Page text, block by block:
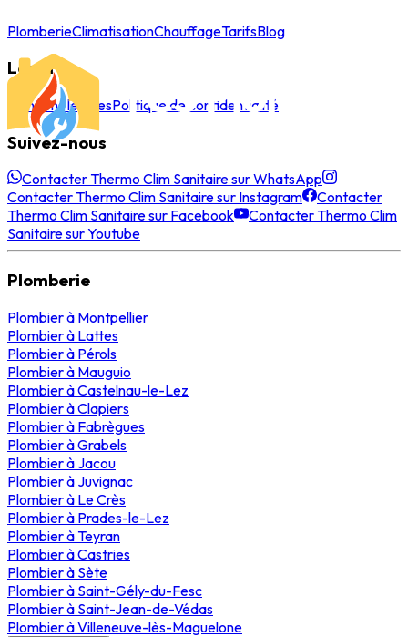
PlomberieClimatisationChauffageTarifsBlog
Légal
Mentions légalesPolitique de confidentialité
Suivez-nous
Contacter Thermo Clim Sanitaire sur WhatsApp
Contacter Thermo Clim Sanitaire sur Instagram
Contacter
Thermo Clim Sanitaire sur Facebook
Contacter Thermo Clim
Sanitaire sur Youtube
Plomberie
Plombierà Montpellier
Plombierà Lattes
Plombierà Pérols
Plombierà Mauguio
PlombieràCastelnau-le-Lez
PlombieràClapiers
Plombierà Fabrègues
PlombieràGrabels
Plombierà Jacou
Plombierà Juvignac
Plombierà Le Crès
Plombierà Prades-le-Lez
PlombieràTeyran
PlombieràCastries
Plombierà Sète
Plombierà Saint-Gély-du-Fesc
Plombierà Saint-Jean-de-Védas
PlombieràVilleneuve-lès-Maguelone